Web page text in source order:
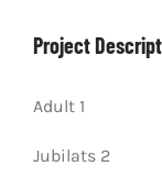
Llibret Digital
Arxiu
Project
Adult 1
Jubilats 2